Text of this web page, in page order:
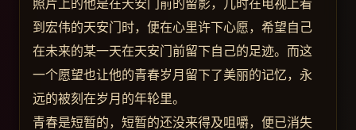
照片上的他是在天安门前的留影，儿时在电视上看
到宏伟的天安门时，便在心里许下心愿，希望自己
在未来的某一天在天安门前留下自己的足迹。而这
一个愿望也让他的青春岁月留下了美丽的记忆，永
远的被刻在岁月的年轮里。
青春是短暂的，短暂的还没来得及咀嚼，便已消失